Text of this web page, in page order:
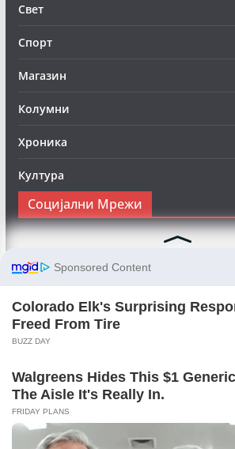
Свет
Спорт
Магазин
Колумни
Хроника
Култура
Социјални Мрежи
Следете нè на Фејсбук за да сте во